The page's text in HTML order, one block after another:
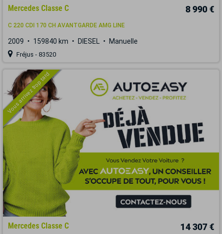
Mercedes Classe C 8 990 €
C 220 CDI 170 CH AVANTGARDE AMG LINE
2009 159840 km DIESEL Manuelle
Fréjus - 83520
Vous arrivez trop tard
Mercedes Classe C 14 307 €